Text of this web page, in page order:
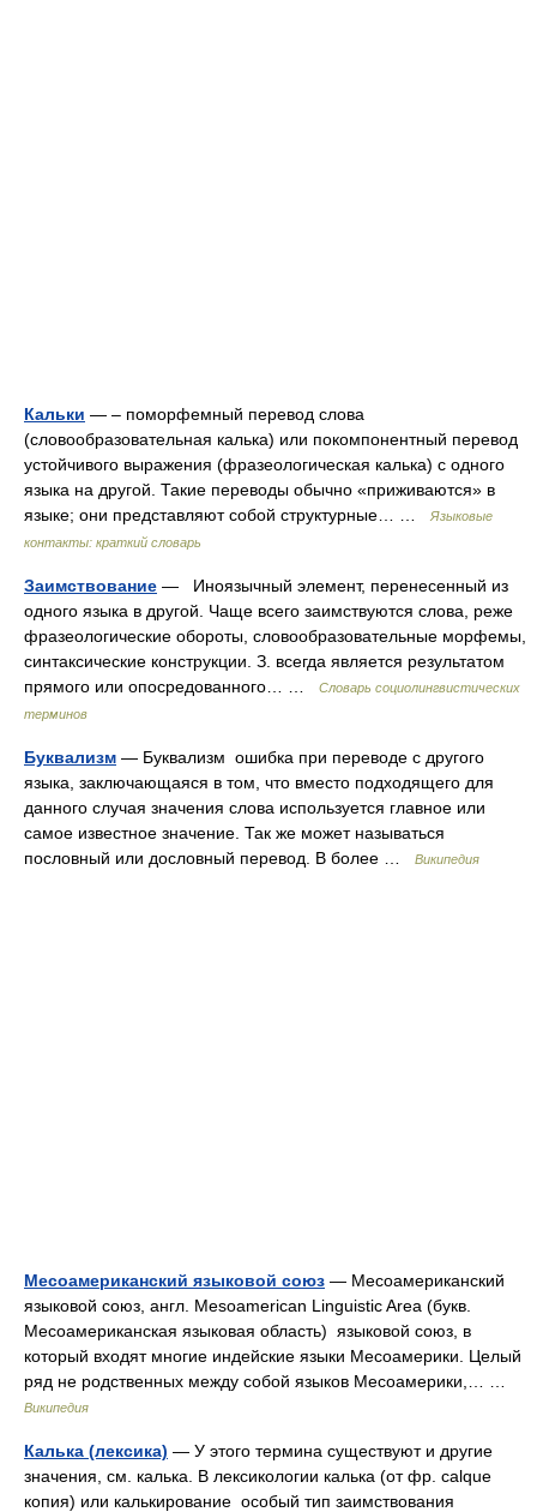
Кальки — – поморфемный перевод слова
(словообразовательная калька) или покомпонентный перевод
устойчивого выражения (фразеологическая калька) с одного
языка на другой. Такие переводы обычно «приживаются» в
языке; они представляют собой структурные… …
Языковые
контакты: краткий словарь
Заимствование — Иноязычный элемент, перенесенный из
одного языка в другой. Чаще всего заимствуются слова, реже
фразеологические обороты, словообразовательные морфемы,
синтаксические конструкции. З. всегда является результатом
прямого или опосредованного… …
Словарь социолингвистических
терминов
Буквализм — Буквализм ошибка при переводе с другого
языка, заключающаяся в том, что вместо подходящего для
данного случая значения слова используется главное или
самое известное значение. Так же может называться
пословный или дословный перевод. В более …
Википедия
Месоамериканский языковой союз — Месоамериканский
языковой союз, англ. Mesoamerican Linguistic Area (букв.
Месоамериканская языковая область) языковой союз, в
который входят многие индейские языки Месоамерики. Целый
ряд не родственных между собой языков Месоамерики,… …
Википедия
Калька (лексика) — У этого термина существуют и другие
значения, см. калька. В лексикологии калька (от фр. calque
копия) или калькирование особый тип заимствования